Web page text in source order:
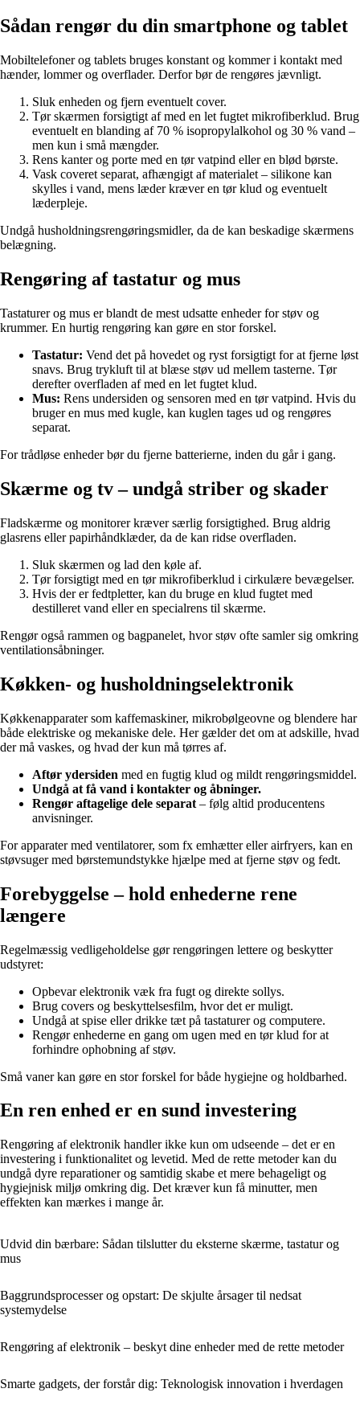
Sådan rengør du din smartphone og tablet
Mobiltelefoner og tablets bruges konstant og kommer i kontakt med
hænder, lommer og overflader. Derfor bør de rengøres jævnligt.
Sluk enheden og fjern eventuelt cover.
Tør skærmen forsigtigt af med en let fugtet mikrofiberklud. Brug
eventuelt en blanding af 70 % isopropylalkohol og 30 % vand –
men kun i små mængder.
Rens kanter og porte med en tør vatpind eller en blød børste.
Vask coveret separat, afhængigt af materialet – silikone kan
skylles i vand, mens læder kræver en tør klud og eventuelt
læderpleje.
Undgå husholdningsrengøringsmidler, da de kan beskadige skærmens
belægning.
Rengøring af tastatur og mus
Tastaturer og mus er blandt de mest udsatte enheder for støv og
krummer. En hurtig rengøring kan gøre en stor forskel.
Tastatur: Vend det på hovedet og ryst forsigtigt for at fjerne løst
snavs. Brug trykluft til at blæse støv ud mellem tasterne. Tør
derefter overfladen af med en let fugtet klud.
Mus: Rens undersiden og sensoren med en tør vatpind. Hvis du
bruger en mus med kugle, kan kuglen tages ud og rengøres
separat.
For trådløse enheder bør du fjerne batterierne, inden du går i gang.
Skærme og tv – undgå striber og skader
Fladskærme og monitorer kræver særlig forsigtighed. Brug aldrig
glasrens eller papirhåndklæder, da de kan ridse overfladen.
Sluk skærmen og lad den køle af.
Tør forsigtigt med en tør mikrofiberklud i cirkulære bevægelser.
Hvis der er fedtpletter, kan du bruge en klud fugtet med
destilleret vand eller en specialrens til skærme.
Rengør også rammen og bagpanelet, hvor støv ofte samler sig omkring
ventilationsåbninger.
Køkken- og husholdningselektronik
Køkkenapparater som kaffemaskiner, mikrobølgeovne og blendere har
både elektriske og mekaniske dele. Her gælder det om at adskille, hvad
der må vaskes, og hvad der kun må tørres af.
Aftør ydersiden med en fugtig klud og mildt rengøringsmiddel.
Undgå at få vand i kontakter og åbninger.
Rengør aftagelige dele separat – følg altid producentens
anvisninger.
For apparater med ventilatorer, som fx emhætter eller airfryers, kan en
støvsuger med børstemundstykke hjælpe med at fjerne støv og fedt.
Forebyggelse – hold enhederne rene
længere
Regelmæssig vedligeholdelse gør rengøringen lettere og beskytter
udstyret:
Opbevar elektronik væk fra fugt og direkte sollys.
Brug covers og beskyttelsesfilm, hvor det er muligt.
Undgå at spise eller drikke tæt på tastaturer og computere.
Rengør enhederne en gang om ugen med en tør klud for at
forhindre ophobning af støv.
Små vaner kan gøre en stor forskel for både hygiejne og holdbarhed.
En ren enhed er en sund investering
Rengøring af elektronik handler ikke kun om udseende – det er en
investering i funktionalitet og levetid. Med de rette metoder kan du
undgå dyre reparationer og samtidig skabe et mere behageligt og
hygiejnisk miljø omkring dig. Det kræver kun få minutter, men
effekten kan mærkes i mange år.
Udvid din bærbare: Sådan tilslutter du eksterne skærme, tastatur og
mus
Baggrundsprocesser og opstart: De skjulte årsager til nedsat
systemydelse
Rengøring af elektronik – beskyt dine enheder med de rette metoder
Smarte gadgets, der forstår dig: Teknologisk innovation i hverdagen